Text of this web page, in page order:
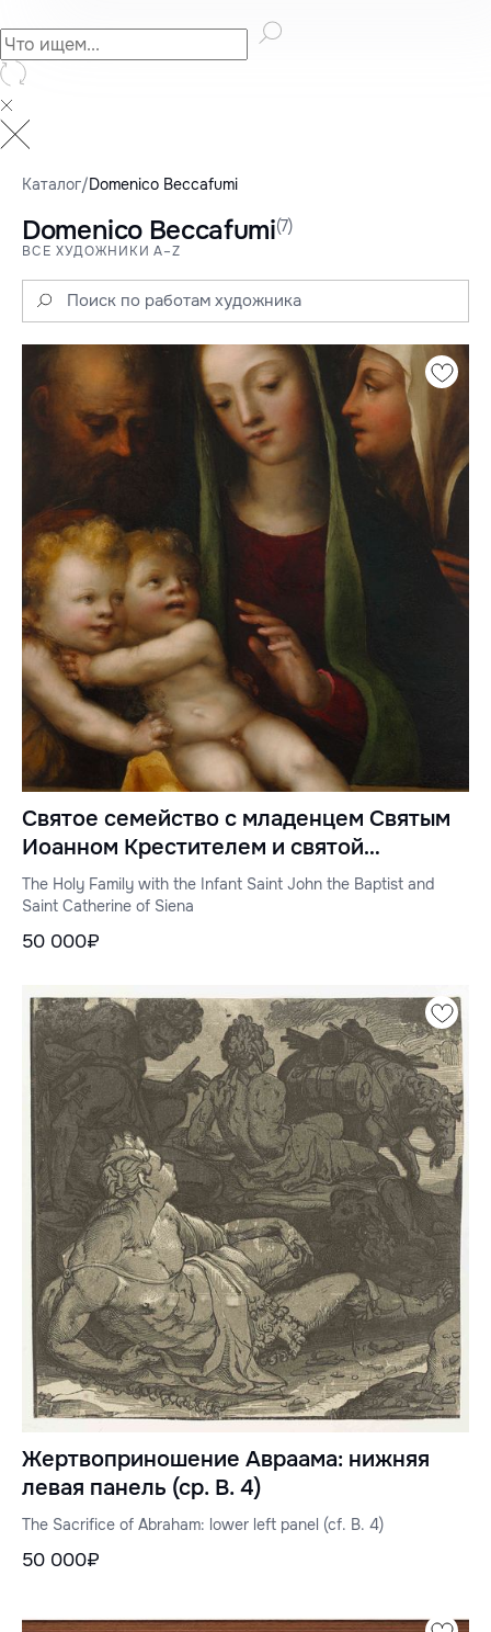
Каталог/Domenico Beccafumi
Domenico Beccafumi(7)
ВСЕ ХУДОЖНИКИ A–Z
Святое семейство с младенцем Святым
Иоанном Крестителем и святой
Екатериной Сиенской
The Holy Family with the Infant Saint John the Baptist and
Saint Catherine of Siena
50 000₽
Жертвоприношение Авраама: нижняя
левая панель (ср. В. 4)
The Sacrifice of Abraham: lower left panel (cf. B. 4)
50 000₽